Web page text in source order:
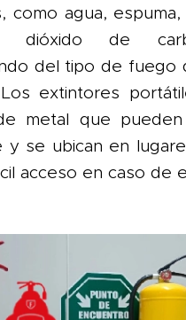
como agua,
de
del tipo de fuego
extintores
metal que pueden
y se ubican en
acceso en caso de